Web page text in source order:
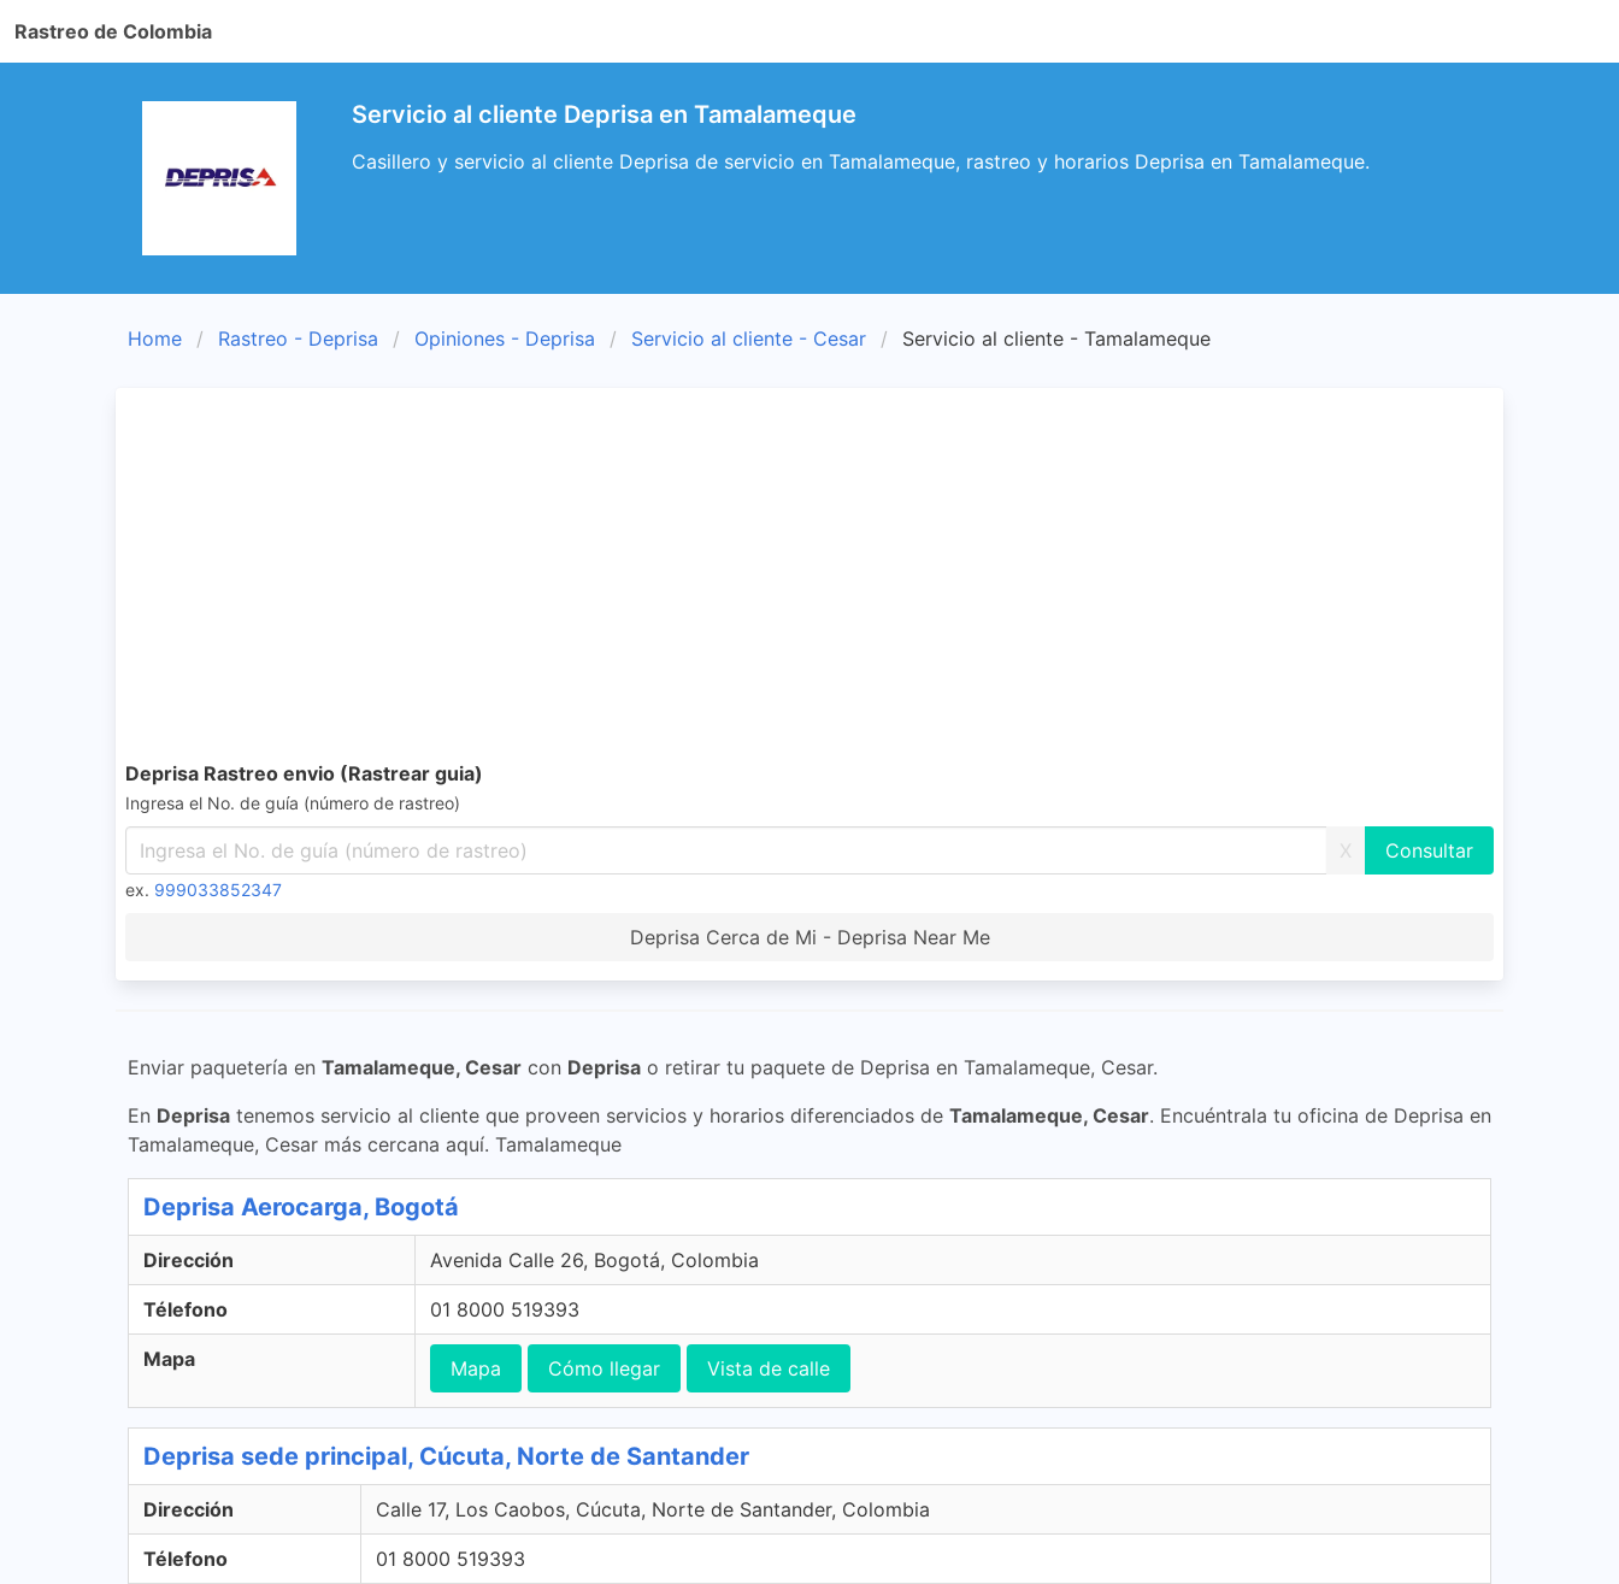
Rastreo de Colombia
Servicio al cliente Deprisa en Tamalameque
Casillero y servicio al cliente Deprisa de servicio en Tamalameque, rastreo y horarios Deprisa en Tamalameque.
Home Rastreo - Deprisa Opiniones - Deprisa Servicio al cliente - Cesar Servicio al cliente - Tamalameque
Deprisa Rastreo envio (Rastrear guia)
Ingresa el No. de guía (número de rastreo)
X
ex. 999033852347
Deprisa Cerca de Mi - Deprisa Near Me
Enviar paquetería en Tamalameque, Cesar con Deprisa o retirar tu paquete de Deprisa en Tamalameque, Cesar.
En Deprisa tenemos servicio al cliente que proveen servicios y horarios diferenciados de Tamalameque, Cesar. Encuéntrala tu oficina de Deprisa en
Tamalameque, Cesar más cercana aquí. Tamalameque
Deprisa Aerocarga, Bogotá
Dirección Avenida Calle 26, Bogotá, Colombia
Télefono 01 8000 519393
Mapa Mapa Cómo llegar Vista de calle
Deprisa sede principal, Cúcuta, Norte de Santander
Dirección Calle 17, Los Caobos, Cúcuta, Norte de Santander, Colombia
Télefono 01 8000 519393